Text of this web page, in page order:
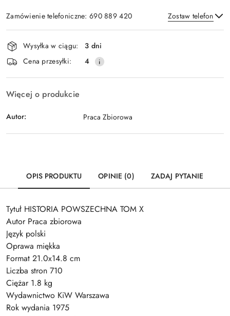
Zamówienie telefoniczne: 690 889 420 Zostaw telefon
Wyślij
Dostępność
i
dostawa
Wysyłka w ciągu:
3 dni
Cena przesyłki:
4
Więcej o produkcie
Autor: Praca Zbiorowa
OPIS PRODUKTU OPINIE (0) ZADAJ PYTANIE
Tytuł HISTORIA POWSZECHNA TOM X
Autor Praca zbiorowa
Język polski
Oprawa miękka
Format 21.0x14.8 cm
Liczba stron 710
Ciężar 1.8 kg
Wydawnictwo KiW Warszawa
Rok wydania 1975